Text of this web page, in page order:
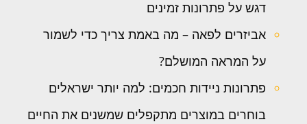
דגש על פתרונות זמינים
אביזרים לפאה – מה באמת צריך כדי לשמור
על המראה המושלם?
פתרונות ניידות חכמים: למה יותר ישראלים
בוחרים במוצרים מתקפלים שמשנים את החיים